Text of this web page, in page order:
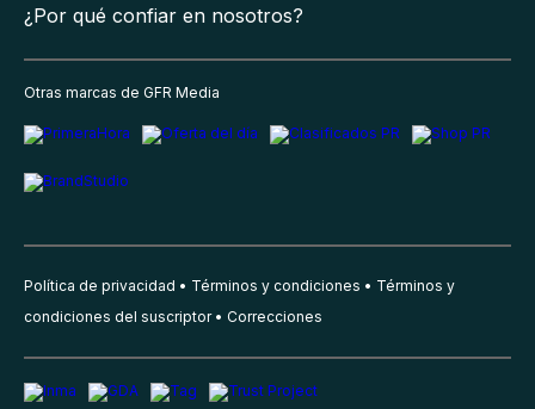
¿Por qué confiar en nosotros?
Otras marcas de GFR Media
Política de privacidad Términos y condiciones
Términos y
condiciones del suscriptor
Correcciones